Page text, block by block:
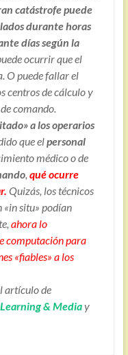
catástrofe puede
durante horas
días según la
ocurrir que el
O puede fallar el
centros de cálculo y
comando.
a los operarios
que elpersonal
médico o de
, qué ocurre
Quizás, los técnicos
«in situ» podían
ahora lo
computación para
«fiables» a los
artículo de
& Mediay